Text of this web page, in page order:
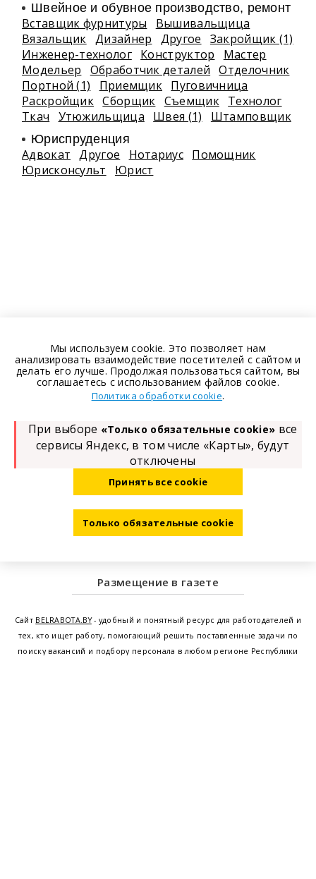
Швейное и обувное производство, ремонт
Вставщик фурнитуры
Вышивальщица
Вязальщик Дизайнер Другое
Закройщик (1)
Инженер-технолог Конструктор
Мастер
Модельер
Обработчик деталей
Отделочник
Портной (1)
Приемщик Пуговичница
Раскройщик Сборщик Съемщик Технолог
Ткач
Утюжильщица Швея (1) Штамповщик
Юриспруденция
Адвокат Другое Нотариус Помощник
Юрисконсульт
Юрист
Размещение в газете
Сайт BELRABOTA.BY- удобный и понятный ресурс для работодателей и
тех, кто ищет работу, помогающий решить поставленные задачи по
поиску вакансий и подбору персонала в любом регионе Республики
Мы используем cookie. Это позволяет нам
анализировать взаимодействие посетителей с сайтом и
делать его лучше. Продолжая пользоваться сайтом, вы
соглашаетесь с использованием файлов cookie.
Политика обработки cookie.
При выборе «Только обязательные cookie» все
сервисы Яндекс, в том числе «Карты», будут
отключены
Принять все cookie
Только обязательные cookie